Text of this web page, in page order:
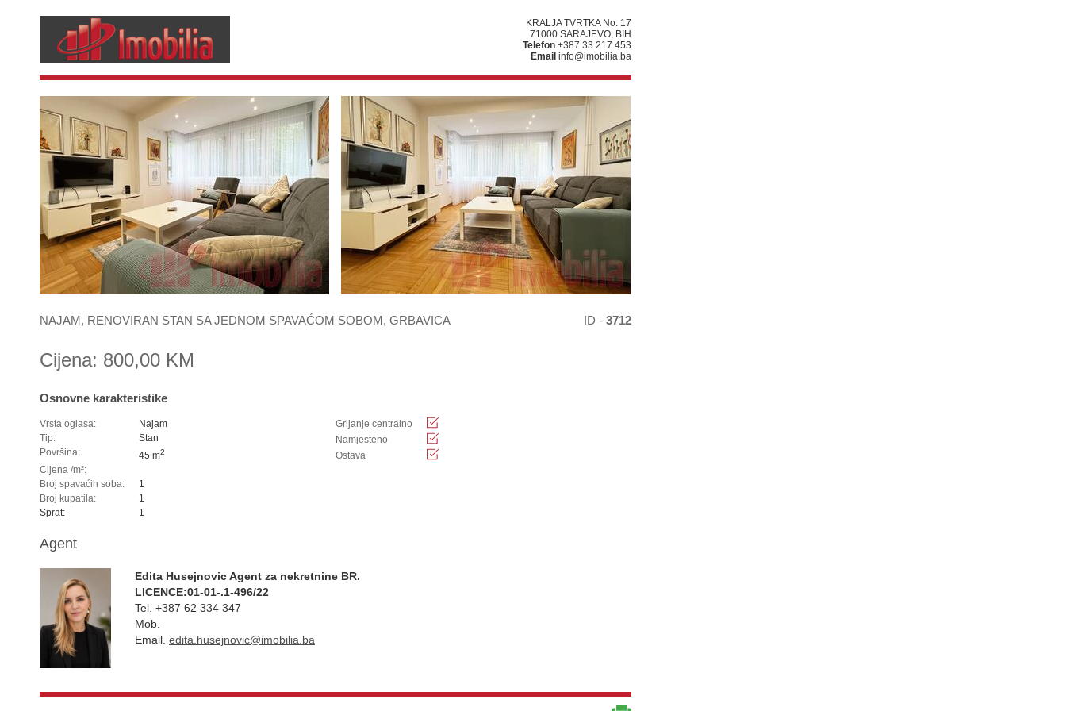
KRALJA TVRTKA No. 17
71000 SARAJEVO, BIH
Telefon +387 33 217 453
Email info@imobilia.ba
NAJAM, RENOVIRAN STAN SA JEDNOM SPAVAĆOM SOBOM, GRBAVICA ID - 3712
Cijena: 800,00 KM
Osnovne karakteristike
Vrsta oglasa:
Najam
Tip:
Stan
Površina:
45 m2
Cijena /m²:
Broj spavaćih soba:
1
Broj kupatila:
1
Sprat:
1
Grijanje centralno
Namjesteno
Ostava
Agent
Edita Husejnovic Agent za nekretnine BR.
LICENCE:01-01-.1-496/22
Tel. +387 62 334 347
Mob.
Email. edita.husejnovic@imobilia.ba